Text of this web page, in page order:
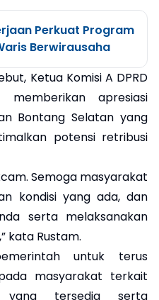
Perkuat Program
Berwirausaha
Ketua Komisi A DPRD
memberikan apresiasi
Bontang Selatan yang
potensi retribusi
Semoga masyarakat
kondisi yang ada, dan
serta melaksanakan
kata Rustam.
untuk terus
masyarakat terkait
yang tersedia serta